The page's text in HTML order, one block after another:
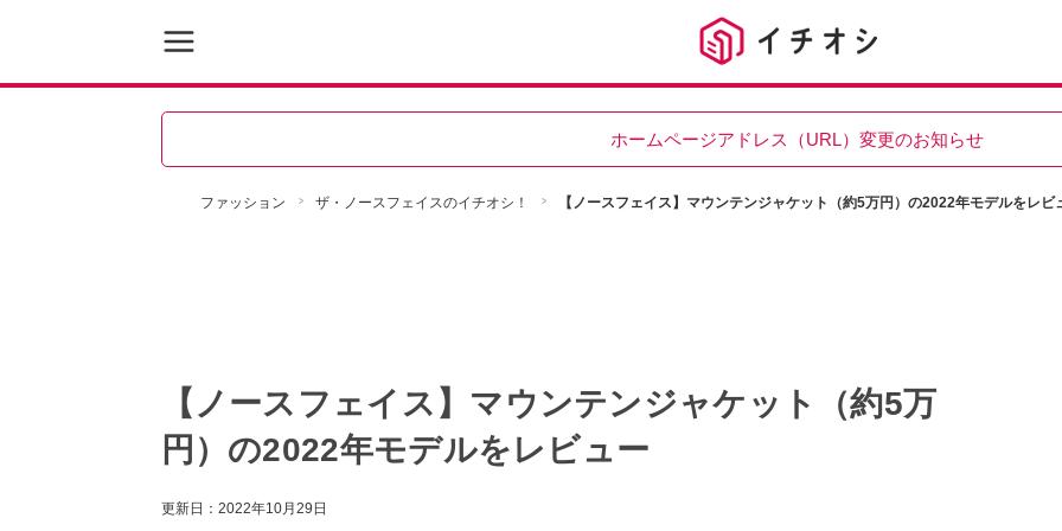
ホームページアドレス（URL）変更のお知らせ
ファッション ザ・ノースフェイスのイチオシ！ 【ノースフェイス】マウンテンジャケット（約5万円）の2022年モデルをレビ
【ノースフェイス】マウンテンジャケット（約5万
円）の2022年モデルをレビュー
更新日： 2022年10月29日